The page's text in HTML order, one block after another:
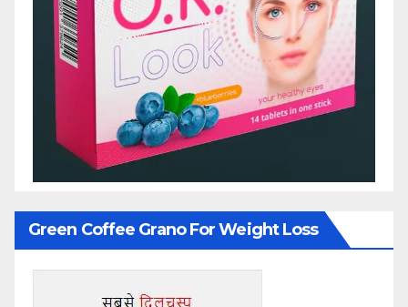
Green Coffee Grano For Weight Loss